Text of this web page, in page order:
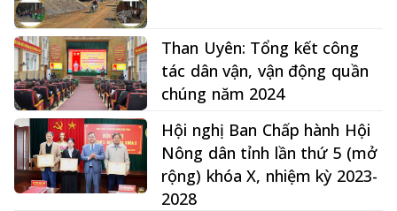
Than Uyên: Tổng kết công
tác dân vận, vận động quần
chúng năm 2024
Hội nghị Ban Chấp hành Hội
Nông dân tỉnh lần thứ 5 (mở
rộng) khóa X, nhiệm kỳ 2023-
2028